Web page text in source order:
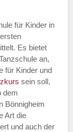
für Kinder in
Es bietet
an,
für Kinder und
sein soll,
dem
Bönnigheim
Art die
und auch der